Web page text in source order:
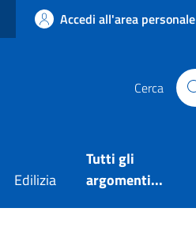
Accedi all'area personale
Cerca
Edilizia
Tutti gli
argomenti...